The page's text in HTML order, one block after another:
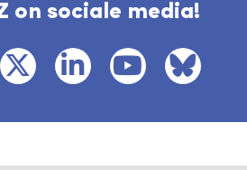
on sociale media!